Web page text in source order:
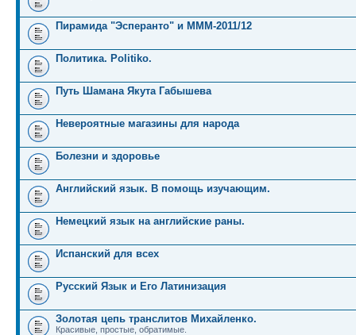
Пирамида "Эсперанто" и MMM-2011/12
Политика. Politiko.
Путь Шамана Якута Габышева
Невероятные магазины для народа
Болезни и здоровье
Английский язык. В помощь изучающим.
Немецкий язык на английские раны.
Испанский для всех
Русский Язык и Его Латинизация
Золотая цепь транслитов Михайленко.
Красивые, простые, обратимые.